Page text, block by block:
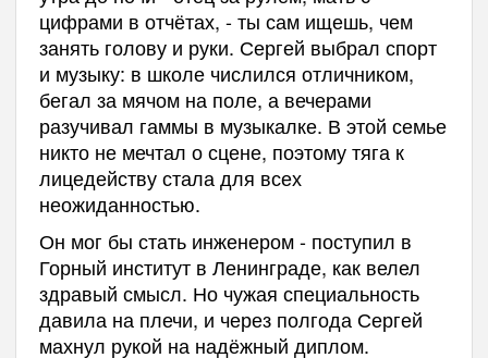
цифрами в отчётах, - ты сам ищешь, чем
занять голову и руки. Сергей выбрал спорт
и музыку: в школе числился отличником,
бегал за мячом на поле, а вечерами
разучивал гаммы в музыкалке. В этой семье
никто не мечтал о сцене, поэтому тяга к
лицедейству стала для всех
неожиданностью.
Он мог бы стать инженером - поступил в
Горный институт в Ленинграде, как велел
здравый смысл. Но чужая специальность
давила на плечи, и через полгода Сергей
махнул рукой на надёжный диплом.